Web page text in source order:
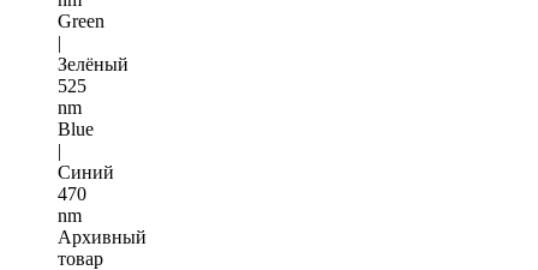
Green
|
Зелёный
525
nm
Blue
|
Синий
470
nm
Архивный
товар